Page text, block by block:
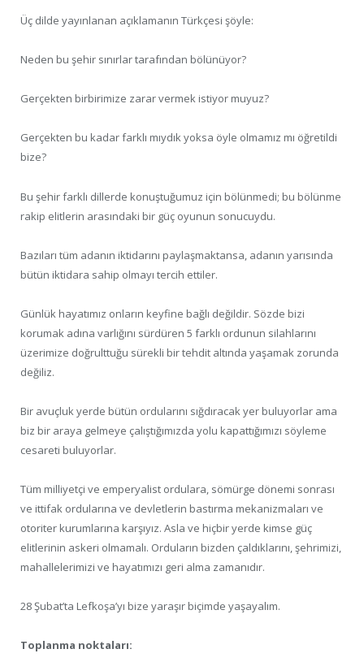
Üç dilde yayınlanan açıklamanın Türkçesi şöyle:
Neden bu şehir sınırlar tarafından bölünüyor?
Gerçekten birbirimize zarar vermek istiyor muyuz?
Gerçekten bu kadar farklı mıydık yoksa öyle olmamız mı öğretildi
bize?
Bu şehir farklı dillerde konuştuğumuz için bölünmedi; bu bölünme
rakip elitlerin arasındaki bir güç oyunun sonucuydu.
Bazıları tüm adanın iktidarını paylaşmaktansa, adanın yarısında
bütün iktidara sahip olmayı tercih ettiler.
Günlük hayatımız onların keyfine bağlı değildir. Sözde bizi
korumak adına varlığını sürdüren 5 farklı ordunun silahlarını
üzerimize doğrulttuğu sürekli bir tehdit altında yaşamak zorunda
değiliz.
Bir avuçluk yerde bütün ordularını sığdıracak yer buluyorlar ama
biz bir araya gelmeye çalıştığımızda yolu kapattığımızı söyleme
cesareti buluyorlar.
Tüm milliyetçi ve emperyalist ordulara, sömürge dönemi sonrası
ve ittifak ordularına ve devletlerin bastırma mekanizmaları ve
otoriter kurumlarına karşıyız. Asla ve hiçbir yerde kimse güç
elitlerinin askeri olmamalı. Orduların bizden çaldıklarını, şehrimizi,
mahallelerimizi ve hayatımızı geri alma zamanıdır.
28 Şubat’ta Lefkoşa’yı bize yaraşır biçimde yaşayalım.
Toplanma noktaları: